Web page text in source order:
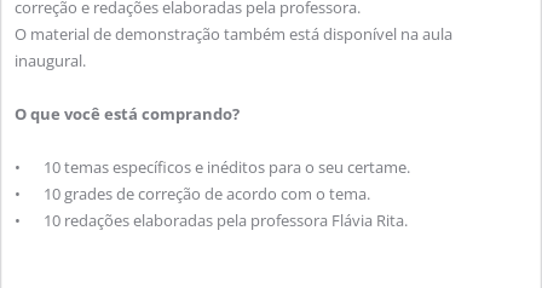
correção e redações elaboradas pela professora.
O material de demonstração também está disponível na aula
inaugural.
O que você está comprando?
•
10 temas específicos e inéditos para o seu certame.
•
10 grades de correção de acordo com o tema.
•
10 redações elaboradas pela professora Flávia Rita.